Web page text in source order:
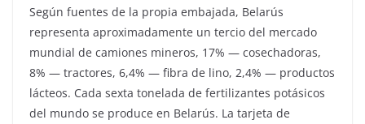
Según fuentes de la propia embajada, Belarús
representa aproximadamente un tercio del mercado
mundial de camiones mineros, 17% — cosechadoras,
8% — tractores, 6,4% — fibra de lino, 2,4% — productos
lácteos. Cada sexta tonelada de fertilizantes potásicos
del mundo se produce en Belarús. La tarjeta de